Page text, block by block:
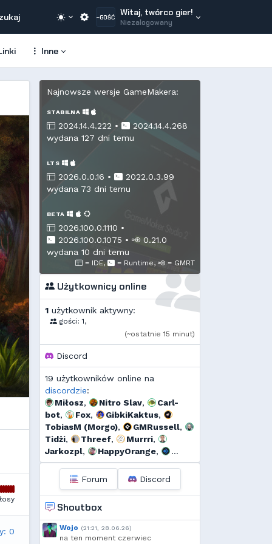
~GOŚĆ Witaj, twórco gier!
Niezalogowany
Inne
0
Najnowsze wersje GameMakera:
STABILNA
2024.14.4.222 •
2024.14.4.268
wydana 127 dni temu
LTS
2026.0.0.16 •
2022.0.3.99
wydana 73 dni temu
BETA
2026.100.0.1110 •
2026.100.0.1075 •
0.21.0
wydana 10 dni temu
= IDE, = Runtime, = GMRT
Użytkownicy online
1 użytkownik aktywny:
gości: 1,
(~ostatnie 15 minut)
Discord
19 użytkowników online na
discordzie:
Miłosz, Nitro Slav,
Carl-
bot, Fox, GibkiKaktus,
TobiasM (Morgo), GMRussell,
Tidżi, Threef, Murrri,
Jarkozpl, HappyOrange,
Dyno, szmalu, Ulti, bagno,
, Cebul Add92
Forum Discord
Shoutbox
Wojo (21:21, 28.06.26)
na ten moment czerwiec